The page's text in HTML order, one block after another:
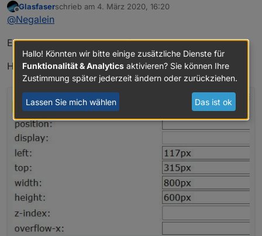
Aber eine frage habe ich noch.
Wo stell ich die Dialoggröße ein?
Offline
Glasfaserschrieb am 4. März 2020, 16:20
zuletzt editiert von
@Negalein
Eingestellt ist der Dialog auf 800x600
Hier der Punkt:
Hallo! Könnten wir bitte einige zusätzliche Dienste für
Funktionalität & Analytics aktivieren? Sie können Ihre
Zustimmung später jederzeit ändern oder zurückziehen.
Lassen Sie mich wählen Das ist ok